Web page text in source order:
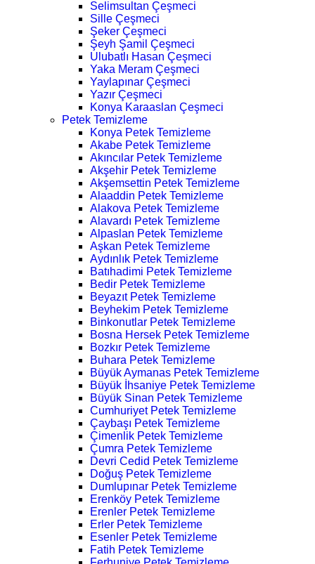
Selimsultan Çeşmeci
Sille Çeşmeci
Şeker Çeşmeci
Şeyh Şamil Çeşmeci
Ulubatlı Hasan Çeşmeci
Yaka Meram Çeşmeci
Yaylapınar Çeşmeci
Yazır Çeşmeci
Konya Karaaslan Çeşmeci
Petek Temizleme
Konya Petek Temizleme
Akabe Petek Temizleme
Akıncılar Petek Temizleme
Akşehir Petek Temizleme
Akşemsettin Petek Temizleme
Alaaddin Petek Temizleme
Alakova Petek Temizleme
Alavardı Petek Temizleme
Alpaslan Petek Temizleme
Aşkan Petek Temizleme
Aydınlık Petek Temizleme
Batıhadimi Petek Temizleme
Bedir Petek Temizleme
Beyazıt Petek Temizleme
Beyhekim Petek Temizleme
Binkonutlar Petek Temizleme
Bosna Hersek Petek Temizleme
Bozkır Petek Temizleme
Buhara Petek Temizleme
Büyük Aymanas Petek Temizleme
Büyük İhsaniye Petek Temizleme
Büyük Sinan Petek Temizleme
Cumhuriyet Petek Temizleme
Çaybaşı Petek Temizleme
Çimenlik Petek Temizleme
Çumra Petek Temizleme
Devri Cedid Petek Temizleme
Doğuş Petek Temizleme
Dumlupınar Petek Temizleme
Erenköy Petek Temizleme
Erenler Petek Temizleme
Erler Petek Temizleme
Esenler Petek Temizleme
Fatih Petek Temizleme